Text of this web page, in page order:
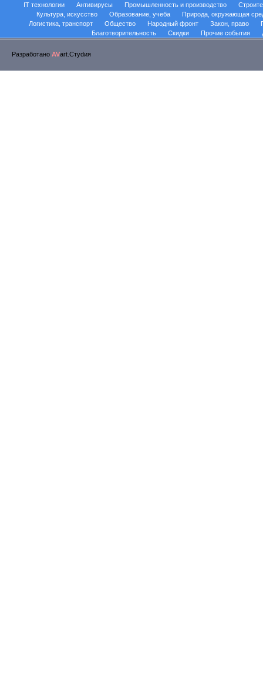
IT технологии Антивирусы Промышленность и производство
Культура, искусство
Образование, учеба
Природа, окружающая
Логистика, транспорт
Общество Народный фронт Закон, право
Благотворительность
Скидки Прочие события
Разработано AVart.Стуdия